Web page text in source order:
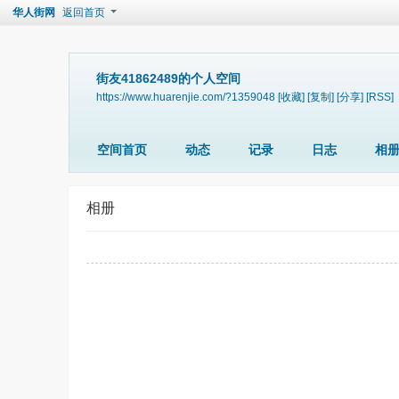
华人街网 返回首页
街友41862489的个人空间
https://www.huarenjie.com/?1359048 [收藏] [复制] [分享] [RSS]
空间首页 动态 记录 日志 相册
相册